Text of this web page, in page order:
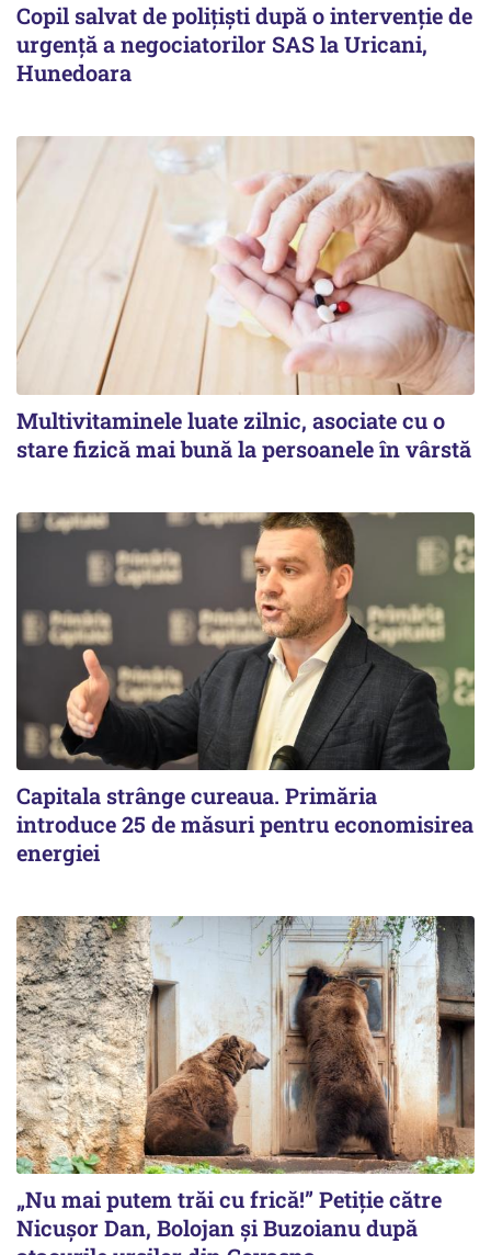
Copil salvat de polițiști după o intervenție de
urgență a negociatorilor SAS la Uricani,
Hunedoara
Multivitaminele luate zilnic, asociate cu o
stare fizică mai bună la persoanele în vârstă
Capitala strânge cureaua. Primăria
introduce 25 de măsuri pentru economisirea
energiei
„Nu mai putem trăi cu frică!” Petiție către
Nicușor Dan, Bolojan și Buzoianu după